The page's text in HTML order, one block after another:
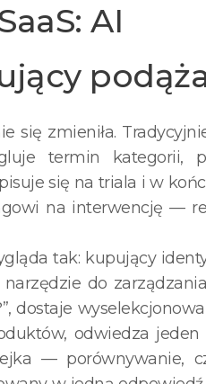
AI
się zmieniła.
termin kategorii,
się na triala i w
na interwencję —
tak: kupujący
do
dostaje
odwiedza
— porównywanie,